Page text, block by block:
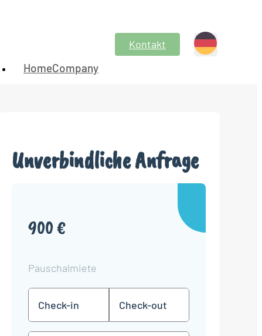
HomeCompany
Kontakt
Unverbindliche Anfrage
900 €
Pauschalmiete
in
TT
Punkt
MM
TT
Punkt
MM